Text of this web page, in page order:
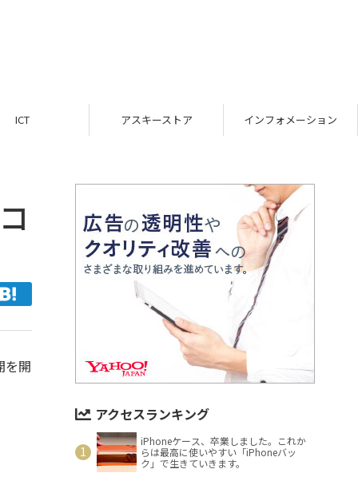
ICT アスキーストア インフォメーション
を開
アクセスランキング
iPhoneケース、卒業しました。これか
らは最高に使いやすい「iPhoneバッ
ク」で生きていきます。